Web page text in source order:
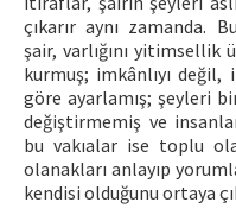
çıkarır aynı zamanda.
şair, varlığını yitimsellik
kurmuş; imkânlıyı değil,
göre ayarlamış; şeyleri
değiştirmemiş ve
bu vakıalar ise toplu
olanakları anlayıp
kendisi olduğunu ortaya